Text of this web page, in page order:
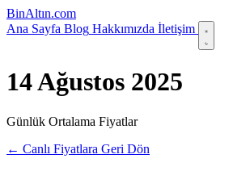
BinAltın.com
Ana Sayfa Blog Hakkımızda İletişim
14 Ağustos 2025
Günlük Ortalama Fiyatlar
← Canlı Fiyatlara Geri Dön